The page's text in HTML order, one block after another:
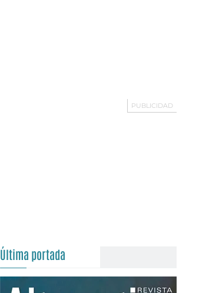
Última portada